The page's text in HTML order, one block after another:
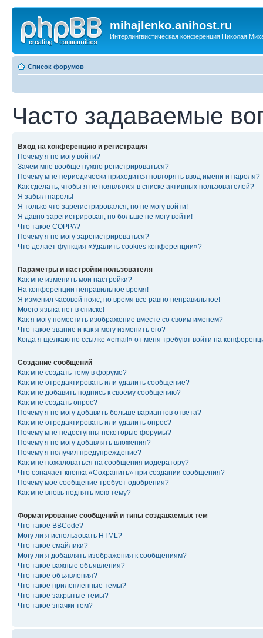
mihajlenko.anihost.ru
Интерлингвистическая конференция Николая
Список форумов
Часто задаваемые
Вход на конференцию и регистрация
Почему я не могу войти?
Зачем мне вообще нужно регистрироваться?
Почему мне периодически приходится повторять ввод имени и пароля?
Как сделать, чтобы я не появлялся в списке активных пользователей?
Я забыл пароль!
Я только что зарегистрировался, но не могу войти!
Я давно зарегистрирован, но больше не могу войти!
Что такое COPPA?
Почему я не могу зарегистрироваться?
Что делает функция «Удалить cookies конференции»?
Параметры и настройки пользователя
Как мне изменить мои настройки?
На конференции неправильное время!
Я изменил часовой пояс, но время все равно неправильное!
Моего языка нет в списке!
Как я могу поместить изображение вместе со своим именем?
Что такое звание и как я могу изменить его?
Когда я щёлкаю по ссылке «email» от меня требуют войти на
Создание сообщений
Как мне создать тему в форуме?
Как мне отредактировать или удалить сообщение?
Как мне добавить подпись к своему сообщению?
Как мне создать опрос?
Почему я не могу добавить больше вариантов ответа?
Как мне отредактировать или удалить опрос?
Почему мне недоступны некоторые форумы?
Почему я не могу добавлять вложения?
Почему я получил предупреждение?
Как мне пожаловаться на сообщения модератору?
Что означает кнопка «Сохранить» при создании сообщения?
Почему моё сообщение требует одобрения?
Как мне вновь поднять мою тему?
Форматирование сообщений и типы создаваемых тем
Что такое BBCode?
Могу ли я использовать HTML?
Что такое смайлики?
Могу ли я добавлять изображения к сообщениям?
Что такое важные объявления?
Что такое объявления?
Что такое прилепленные темы?
Что такое закрытые темы?
Что такое значки тем?